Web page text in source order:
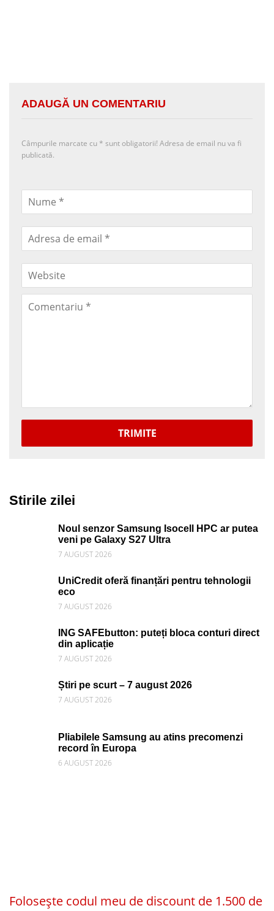
ADAUGĂ UN COMENTARIU
Câmpurile marcate cu * sunt obligatorii! Adresa de email nu va fi
publicată.
TRIMITE
Stirile zilei
Noul senzor Samsung Isocell HPC ar putea
veni pe Galaxy S27 Ultra
7 AUGUST 2026
UniCredit oferă finanțări pentru tehnologii
eco
7 AUGUST 2026
ING SAFEbutton: puteți bloca conturi direct
din aplicație
7 AUGUST 2026
Știri pe scurt – 7 august 2026
7 AUGUST 2026
Pliabilele Samsung au atins precomenzi
record în Europa
6 AUGUST 2026
Folosește codul meu de discount de 1.500 de